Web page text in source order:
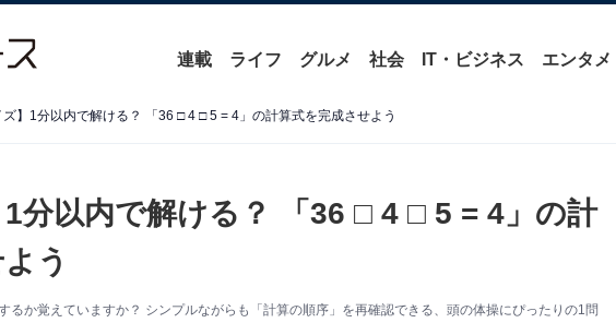
連載 ライフ グルメ 社会 IT・ビジネス エンタメ
ズ】1分以内で解ける？ 「36 □ 4 □ 5 = 4」の計算式を完成させよう
1分以内で解ける？ 「36 □ 4 □ 5 = 4」の計
う
るか覚えていますか？ シンプルながらも「計算の順序」を再確認できる、頭の体操にぴったりの1問